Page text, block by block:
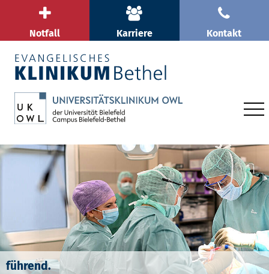
Notfall Karriere Kontakt
führend.